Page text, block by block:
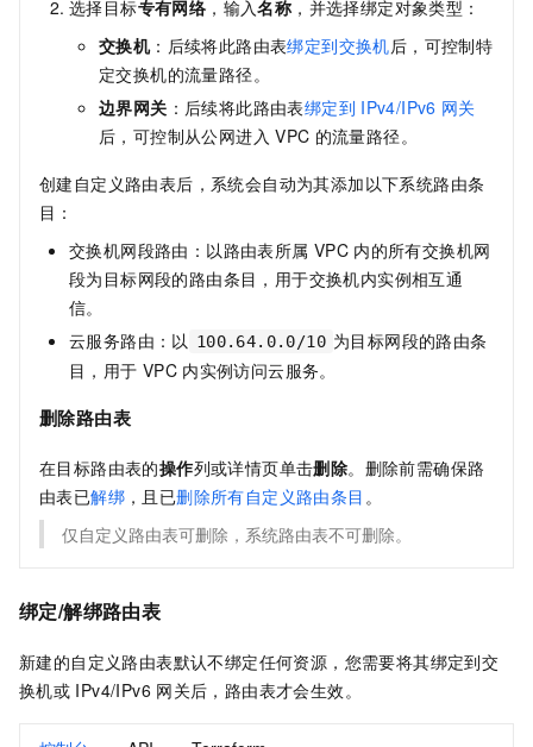
选择目标专有网络 ，输入名称 ，并选择绑定对象类型：
交换机：后续将此路由表绑定到交换机后，可控制特
定交换机的流量路径。
边界网关 ：后续将此路由表绑定到 IPv4/IPv6 网关
后，可控制从公网进入 VPC 的流量路径。
创建自定义路由表后，系统会自动为其添加以下系统路由条
目：
交换机网段路由：以路由表所属 VPC 内的所有交换机网
段为目标网段的路由条目，用于交换机内实例相互通
信。
云服务路由：以 100.64.0.0/10 为目标网段的路由条
目，用于 VPC 内实例访问云服务。
删除路由表
在目标路由表的操作列或详情页单击删除。删除前需确保路
由表已解绑 ，且已删除所有自定义路由条目 。
仅自定义路由表可删除，系统路由表不可删除。
绑定/解绑路由表
新建的自定义路由表默认不绑定任何资源，您需要将其绑定到交
换机或 IPv4/IPv6 网关后，路由表才会生效。